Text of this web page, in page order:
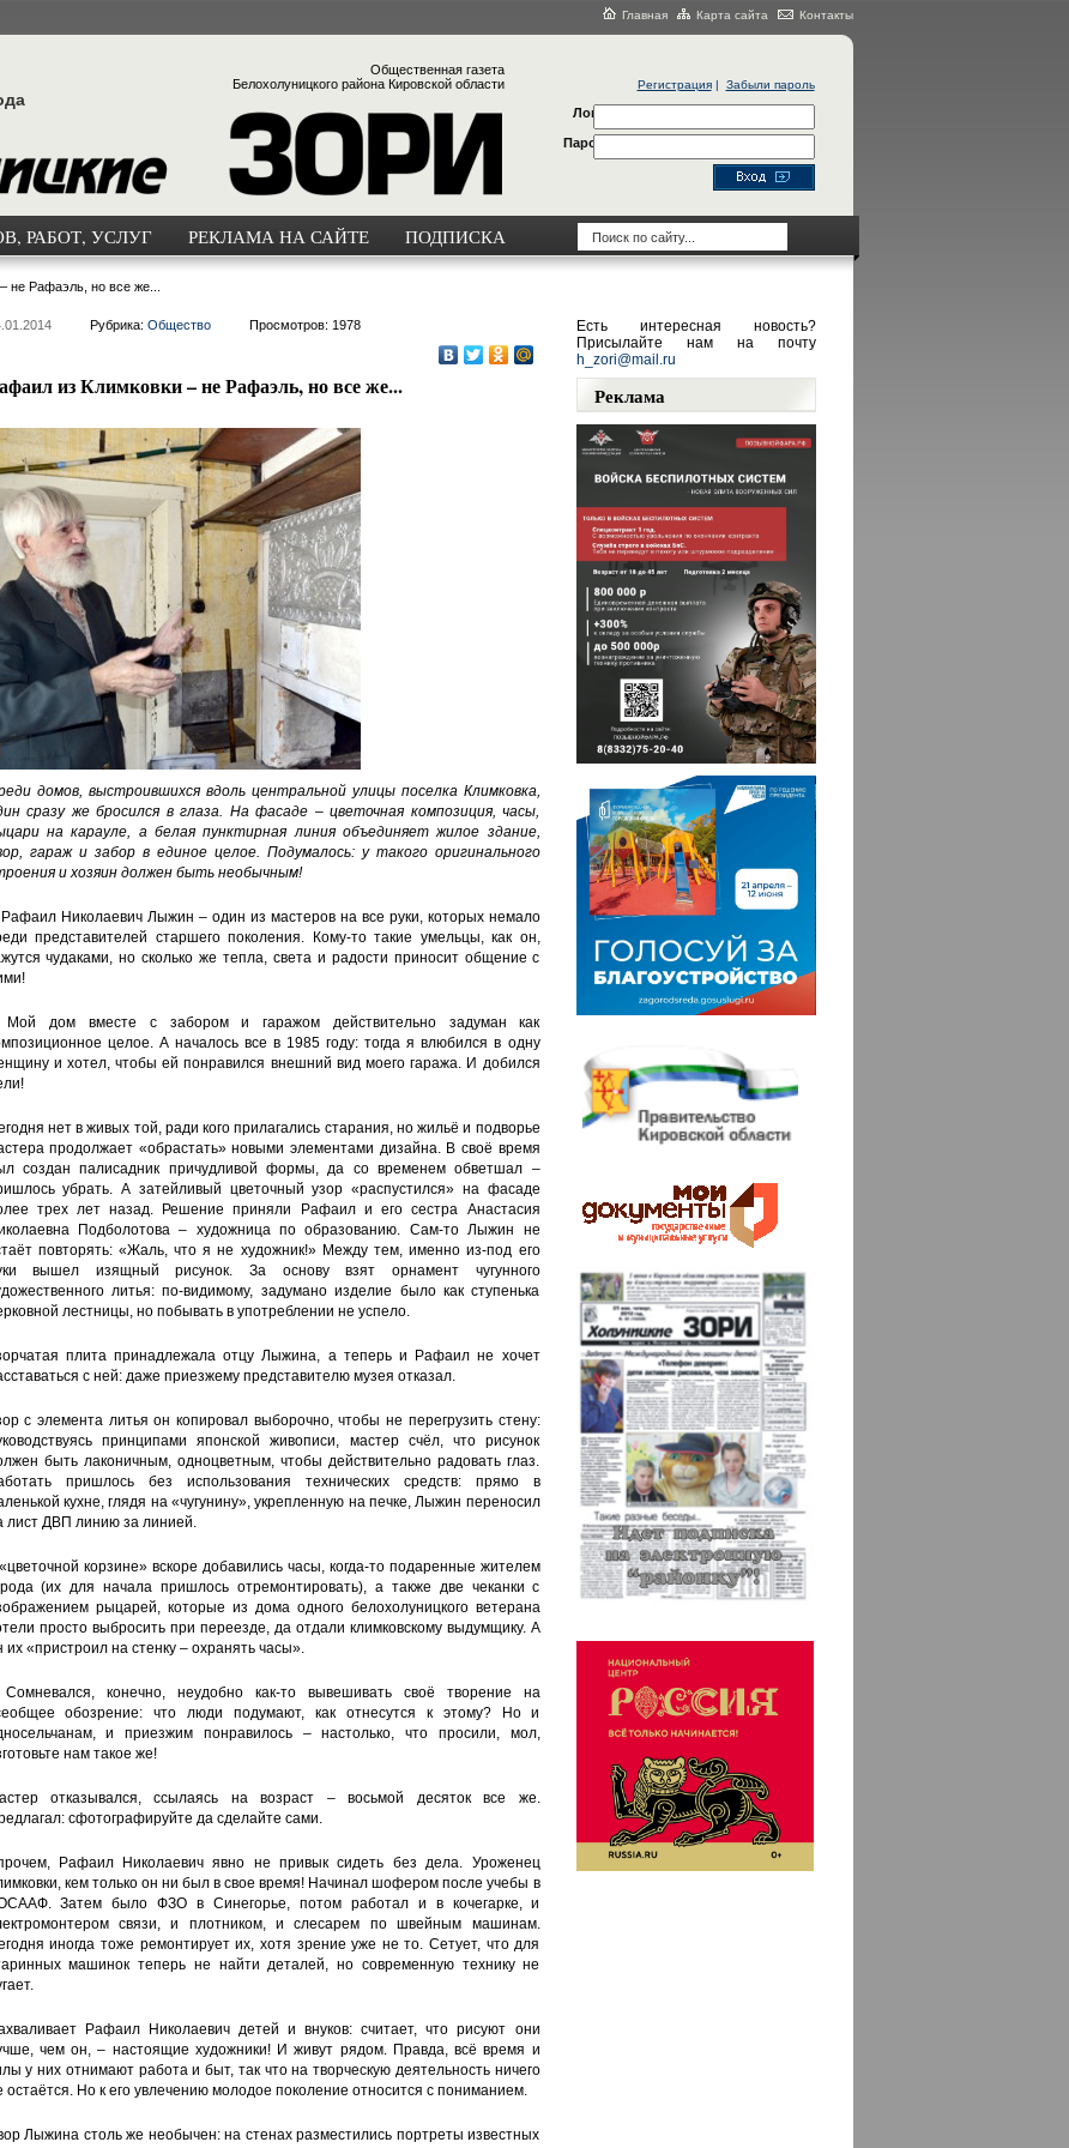
Главная Карта сайта Контакты
Общественная газета
Белохолуницкого района Кировской области
Регистрация| Забыли пароль
Логин
Пароль
РАБОТ, УСЛУГ РЕКЛАМА НА САЙТЕ ПОДПИСКА
не Рафаэль, но все же...
Рубрика: Общество Просмотров: 1978
из Климковки – не Рафаэль, но все же...
домов, выстроившихся вдоль центральной улицы поселка Климковка,
сразу же бросился в глаза. На фасаде – цветочная композиция, часы,
на карауле, а белая пунктирная линия объединяет жилое здание,
гараж и забор в единое целое. Подумалось: у такого оригинального
и хозяин должен быть необычным!
Рафаил Николаевич Лыжин – один из мастеров на все руки, которых немало
представителей старшего поколения. Кому-то такие умельцы, как он,
чудаками, но сколько же тепла, света и радости приносит общение с
дом вместе с забором и гаражом действительно задуман как
целое. А началось все в 1985 году: тогда я влюбился в одну
и хотел, чтобы ей понравился внешний вид моего гаража. И добился
нет в живых той, ради кого прилагались старания, но жильё и подворье
продолжает «обрастать» новыми элементами дизайна. В своё время
создан палисадник причудливой формы, да со временем обветшал –
убрать. А затейливый цветочный узор «распустился» на фасаде
трех лет назад. Решение приняли Рафаил и его сестра Анастасия
Подболотова – художница по образованию. Сам-то Лыжин не
повторять: «Жаль, что я не художник!» Между тем, именно из-под его
вышел изящный рисунок. За основу взят орнамент чугунного
литья: по-видимому, задумано изделие было как ступенька
лестницы, но побывать в употреблении не успело.
плита принадлежала отцу Лыжина, а теперь и Рафаил не хочет
с ней: даже приезжему представителю музея отказал.
с элемента литья он копировал выборочно, чтобы не перегрузить стену:
принципами японской живописи, мастер счёл, что рисунок
быть лаконичным, одноцветным, чтобы действительно радовать глаз.
пришлось без использования технических средств: прямо в
кухне, глядя на «чугунину», укрепленную на печке, Лыжин переносил
лист ДВП линию за линией.
корзине» вскоре добавились часы, когда-то подаренные жителем
(их для начала пришлось отремонтировать), а также две чеканки с
рыцарей, которые из дома одного белохолуницкого ветерана
просто выбросить при переезде, да отдали климковскому выдумщику. А
их «пристроил на стенку – охранять часы».
конечно, неудобно как-то вывешивать своё творение на
обозрение: что люди подумают, как отнесутся к этому? Но и
и приезжим понравилось – настолько, что просили, мол,
нам такое же!
отказывался, ссылаясь на возраст – восьмой десяток все же.
сфотографируйте да сделайте сами.
Рафаил Николаевич явно не привык сидеть без дела. Уроженец
кем только он ни был в свое время! Начинал шофером после учебы в
Затем было ФЗО в Синегорье, потом работал и в кочегарке, и
связи, и плотником, и слесарем по швейным машинам.
иногда тоже ремонтирует их, хотя зрение уже не то. Сетует, что для
машинок теперь не найти деталей, но современную технику не
Рафаил Николаевич детей и внуков: считает, что рисуют они
чем он, – настоящие художники! И живут рядом. Правда, всё время и
у них отнимают работа и быт, так что на творческую деятельность ничего
остаётся. Но к его увлечению молодое поколение относится с пониманием.
Лыжина столь же необычен: на стенах разместились портреты известных
Есть интересная новость?
Присылайте нам на почту
h_zori@mail.ru
Реклама